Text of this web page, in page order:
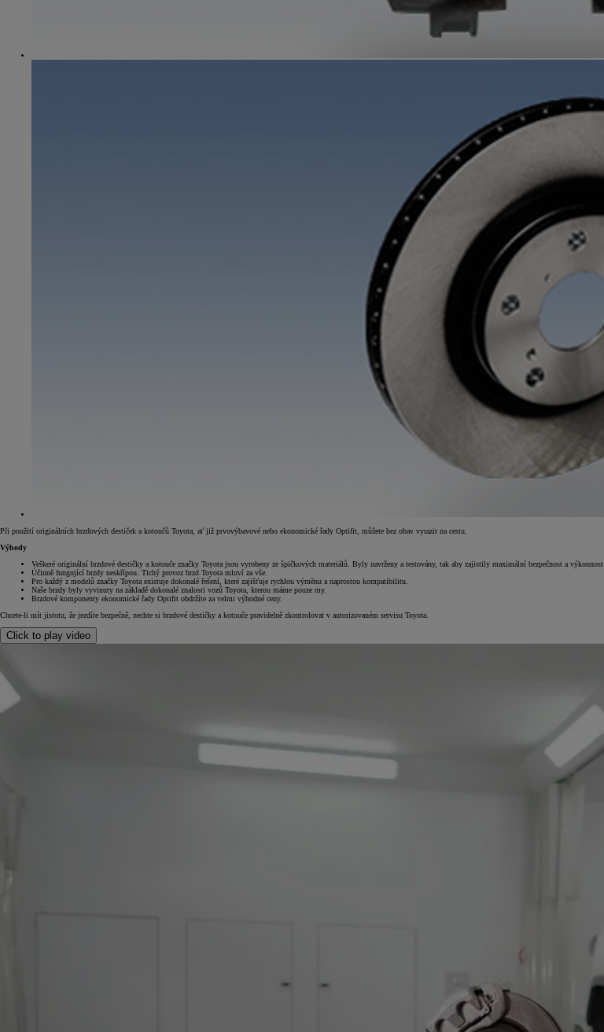
Při použití originálních brzdových destiček a kotoučů Toyota, ať již prvovýbavové nebo ekonomické řady Optifit, můžete bez obav vyrazit na cestu.
Výhody
Veškeré originální brzdové destičky a kotouče značky Toyota jsou vyrobeny ze špičkových materiálů. Byly navrženy a testovány, tak aby zajistily maximální bezpečnost a výkonnost.
Účinně fungující brzdy neskřípou. Tichý provoz brzd Toyota mluví za vše.
Pro každý z modelů značky Toyota existuje dokonalé řešení, které zajišťuje rychlou výměnu a naprostou kompatibilitu.
Naše brzdy byly vyvinuty na základě dokonalé znalosti vozů Toyota, kterou máme pouze my.
Brzdové komponenty ekonomické řady Optifit obdržíte za velmi výhodné ceny.
Chcete-li mít jistotu, že jezdíte bezpečně, nechte si brzdové destičky a kotouče pravidelně zkontrolovat v autorizovaném servisu Toyota.
Click to play video